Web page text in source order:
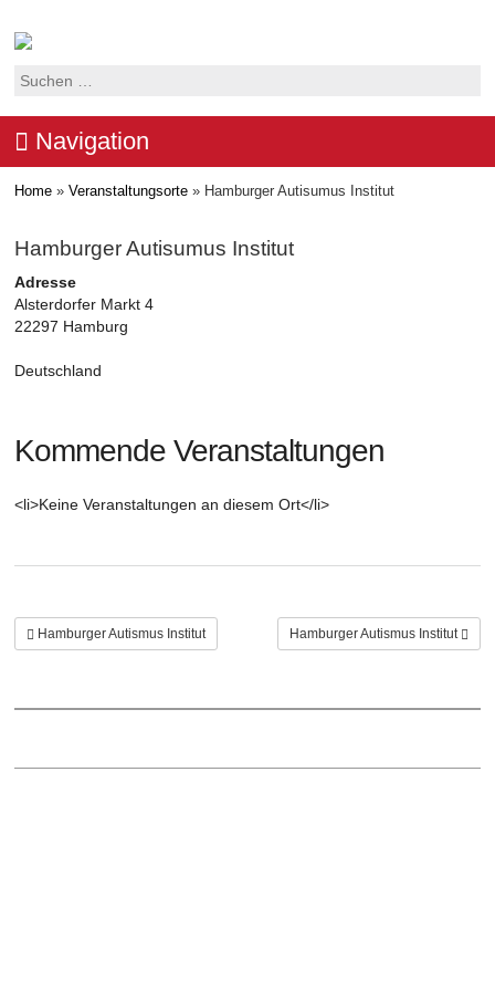
Suchen
Navigation
Home » Veranstaltungsorte » Hamburger Autisumus Institut
Hamburger Autisumus Institut
Adresse
Alsterdorfer Markt 4
22297 Hamburg
Deutschland
Kommende Veranstaltungen
<li>Keine Veranstaltungen an diesem Ort</li>
Hamburger Autismus Institut Hamburger Autismus Institut